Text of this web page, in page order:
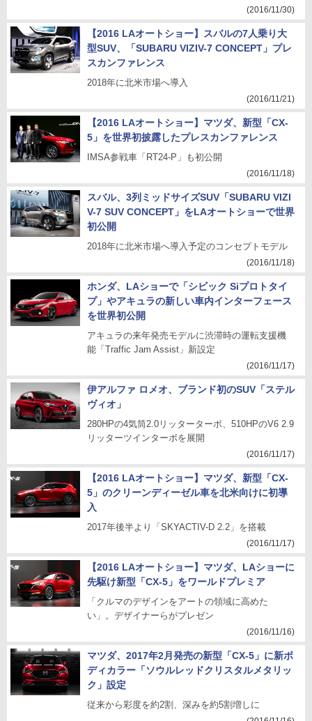
(2016/11/30)
【2016 LAオートショー】スバルの7人乗り大
型SUV、「SUBARU VIZIV-7 CONCEPT」プレ
スカンファレンス
2018年に北米市場へ導入
(2016/11/21)
【2016 LAオートショー】マツダ、新型「CX-
5」を世界初披露したプレスカンファレンス
IMSA参戦車「RT24-P」も初公開
(2016/11/18)
スバル、3列ミッドサイズSUV「SUBARU VIZI
V-7 SUV CONCEPT」をLAオートショーで世界
初公開
2018年に北米市場へ導入予定のコンセプトモデル
(2016/11/18)
ホンダ、LAショーで「シビック Siプロトタイ
プ」やアキュラの新しい車内インターフェース
を世界初公開
アキュラの来年発売モデルに渋滞時の運転支援機
能「Traffic Jam Assist」新設定
(2016/11/17)
伊アルファ ロメオ、ブランド初のSUV「ステル
ヴィオ」
280HPの4気筒2.0リッターターボ、510HPのV6 2.9
リッターツインターボを展開
(2016/11/17)
【2016 LAオートショー】マツダ、新型「CX-
5」のクリーンディーゼル車を北米向けに初導
入
2017年後半より「SKYACTIV-D 2.2」を搭載
(2016/11/17)
【2016 LAオートショー】マツダ、LAショーに
先駆け新型「CX-5」をワールドプレミア
「クルマのデザインをアートの領域に高めた
い」。デザイナーらがプレゼン
(2016/11/16)
マツダ、2017年2月発売の新型「CX-5」に新ボ
ディカラー「ソウルレッドクリスタルメタリッ
ク」設定
従来から彩度を約2割、深みを約5割増しに